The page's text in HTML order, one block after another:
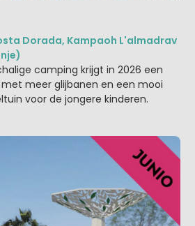
Dorada, Kampaoh L'almadrav
camping krijgt in 2026 een
meer glijbanen en een mooi
voor de jongere kinderen.